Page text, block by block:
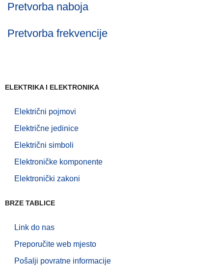
Pretvorba naboja
Pretvorba frekvencije
ELEKTRIKA I ELEKTRONIKA
Električni pojmovi
Električne jedinice
Električni simboli
Elektroničke komponente
Elektronički zakoni
BRZE TABLICE
Link do nas
Preporučite web mjesto
Pošalji povratne informacije